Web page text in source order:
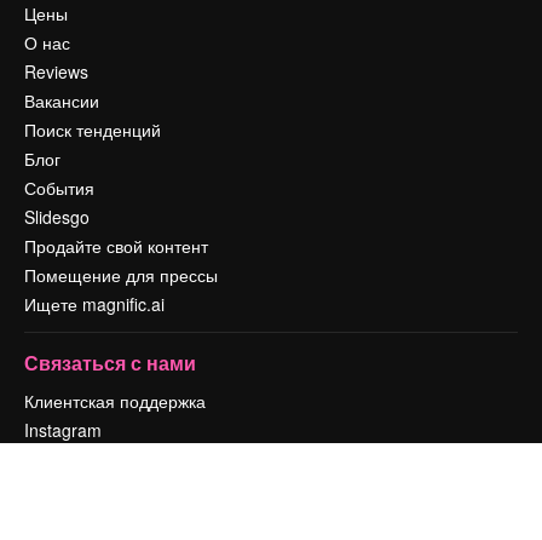
Цены
О нас
Reviews
Вакансии
Поиск тенденций
Блог
События
Slidesgo
Продайте свой контент
Помещение для прессы
Ищете magnific.ai
Связаться с нами
Клиентская поддержка
Instagram